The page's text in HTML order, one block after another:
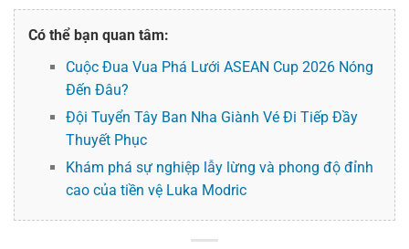
Có thể bạn quan tâm:
Cuộc Đua Vua Phá Lưới ASEAN Cup 2026 Nóng
Đến Đâu?
Đội Tuyển Tây Ban Nha Giành Vé Đi Tiếp Đầy
Thuyết Phục
Khám phá sự nghiệp lẫy lừng và phong độ đỉnh
cao của tiền vệ Luka Modric